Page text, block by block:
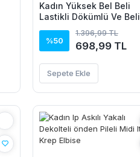
Kadın Yüksek Bel Beli
Lastikli Dökümlü Ve Beli
%50
1.396,99 TL
698,99 TL
Sepete Ekle